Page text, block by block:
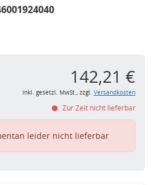
142,21 €
inkl. gesetzl. MwSt., zzgl. Versandkosten
Zur Zeit nicht lieferbar
leider nicht lieferbar